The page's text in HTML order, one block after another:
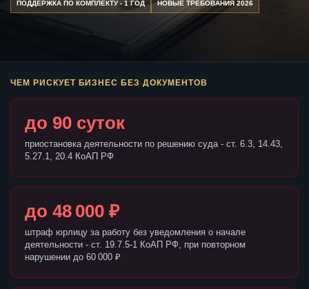
ПОДДЕРЖКА ПО КОМПЛЕКТУ - 1 ГОД НОВЫЕ ТРЕБОВАНИЯ 2026
ЧЕМ РИСКУЕТ БИЗНЕС БЕЗ ДОКУМЕНТОВ
до 90 суток
приостановка деятельности по решению суда - ст. 6.3, 14.43,
5.27.1, 20.4 КоАП РФ
до 48 000 ₽
штраф юрлицу за работу без уведомления о начале
деятельности - ст. 19.7.5-1 КоАП РФ, при повторном
нарушении до 60 000 ₽